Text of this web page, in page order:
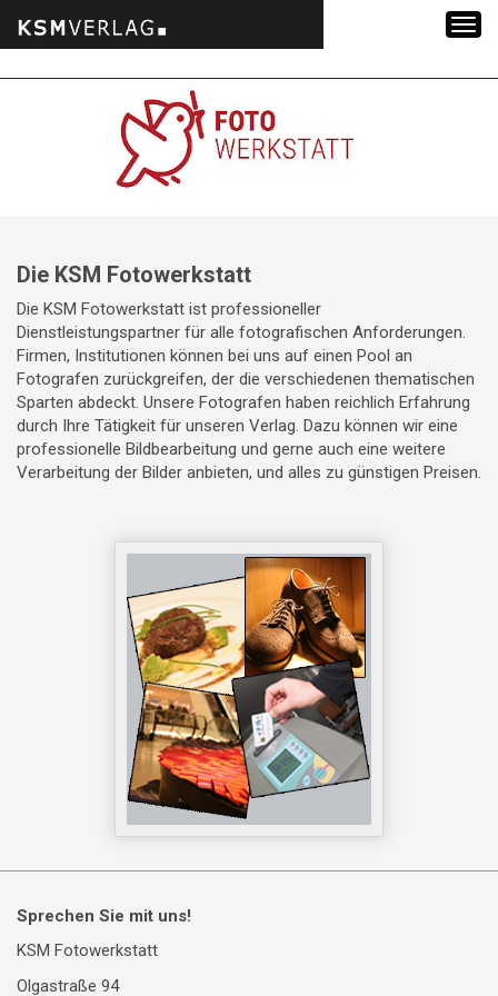
Die KSM Fotowerkstatt
Die KSM Fotowerkstatt ist professioneller
Dienstleistungspartner für alle fotografischen Anforderungen.
Firmen, Institutionen können bei uns auf einen Pool an
Fotografen zurückgreifen, der die verschiedenen thematischen
Sparten abdeckt. Unsere Fotografen haben reichlich Erfahrung
durch Ihre Tätigkeit für unseren Verlag. Dazu können wir eine
professionelle Bildbearbeitung und gerne auch eine weitere
Verarbeitung der Bilder anbieten, und alles zu günstigen Preisen.
Sprechen Sie mit uns!
KSM Fotowerkstatt
Olgastraße 94